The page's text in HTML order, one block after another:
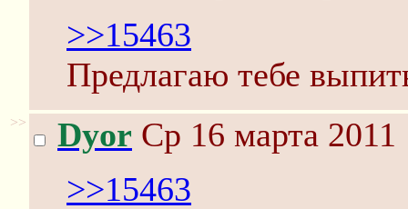
>>15463
Предлагаю тебе
>> Dyor Ср 16 марта 2011
>>15463